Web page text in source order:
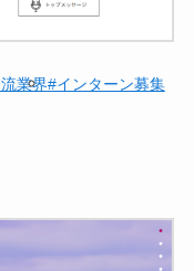
業界#インターン募集